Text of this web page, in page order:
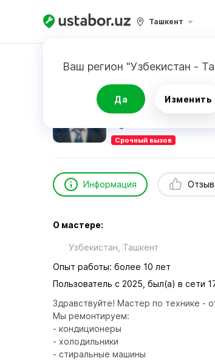
Ташкент
Ваш регион "Узбекистан -
Да Изменить
Главная Ремонт техники
MAROZKA SERVICE
Срочный вызов
Информация
О мастере:
Узбекистан, Ташкент
Опыт работы: более 10 лет
Пользователь с 2025, был(а) в сети
Здравствуйте! Мастер по технике -
Мы ремонтируем:
- кондиционеры
- холодильники
- стиральные машины